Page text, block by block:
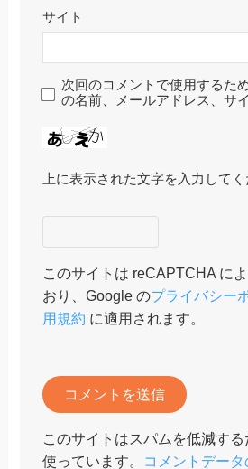
サイト
次回のコメントで使用するた
の名前、メールアドレス、サ
上に表示された文字を入力してく
このサイトは reCAPTCHA に
おり、Google のプライバシー
用規約 に適用されます。
このサイトはスパムを低減す
使っています。
コメントデー